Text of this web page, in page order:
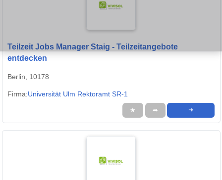
Teilzeit Jobs Manager Staig - Teilzeitangebote
entdecken
Berlin, 10178
Firma:Universität Ulm Rektoramt SR-1
★ ➦ ➜